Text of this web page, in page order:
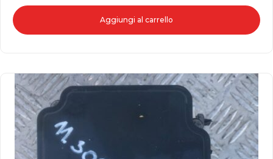
Aggiungi al carrello